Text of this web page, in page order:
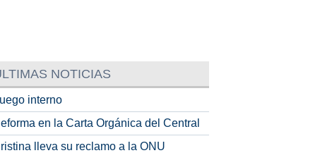
NOTICIAS
interno
en la Carta Orgánica del Central
lleva su reclamo a la ONU